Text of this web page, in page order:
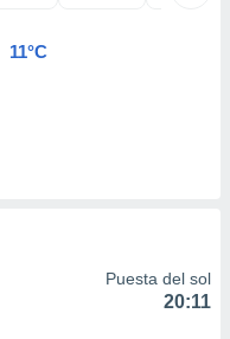
11°C
Puesta del sol
20:11